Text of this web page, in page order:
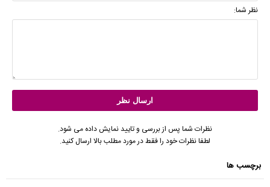
نظر شما:
نظرات شما پس از بررسی و تایید نمایش داده می شود.
لطفا نظرات خود را فقط در مورد مطلب بالا ارسال کنید.
برچسب ها